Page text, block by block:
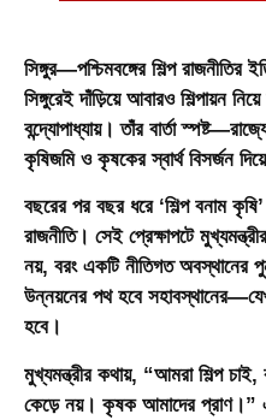
সিঙ্গুর—পশ্চিমবঙ্গের শিল্প
সিঙ্গুরেই দাঁড়িয়ে আবারও শিল্পায়ন
বন্দ্যোপাধ্যায়। তাঁর বার্তা
কৃষিজমি ও কৃষকের স্বার্থ বিসর্জন
বছরের পর বছর ধরে ‘শিল্প বনাম
রাজনীতি। সেই প্রেক্ষাপটে
নয়, বরং একটি নীতিগত অবস্থানের
উন্নয়নের পথ হবে
হবে।
মুখ্যমন্ত্রীর কথায়, “আমরা শিল্প
কেড়ে নয়। কৃষক আমাদের প্রাণ।”